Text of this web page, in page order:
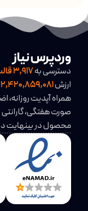
وردپرس نیاز
دسترسی به3,917
ارزش42,420,859,081
همراه آپدیت
صورت هفتگی،
محصول در بینهایت